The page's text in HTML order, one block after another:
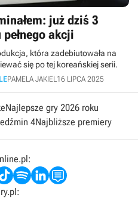
już dziś 3
akcji
która zadebiutowała na
się po tej koreańskiej serii.
PAMELA JAKIEL16 LIPCA 2025
Najlepsze gry 2026 roku
4Najbliższe premiery